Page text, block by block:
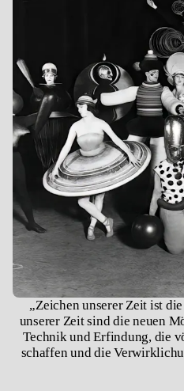
„Zeichen unserer Zeit ist
unserer Zeit sind die neuen
Technik und Erfindung, die
schaffen und die